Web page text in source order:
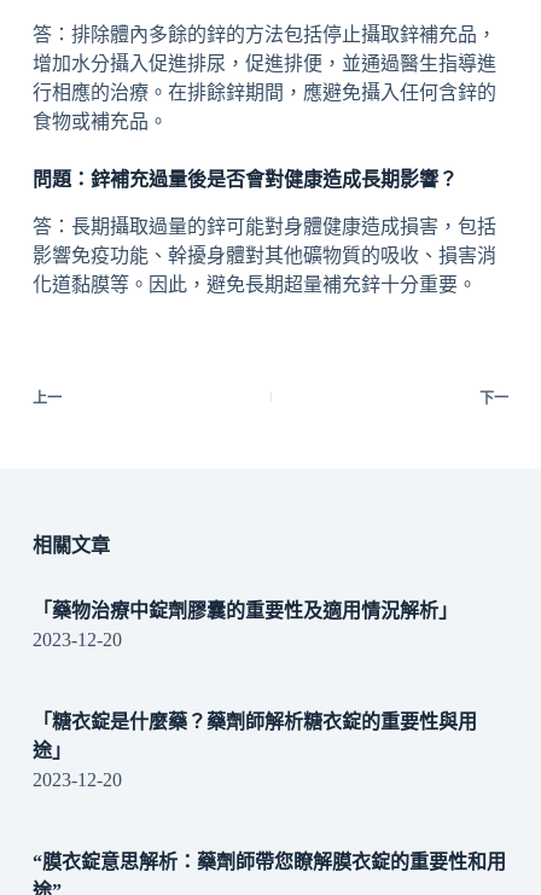
答：排除體內多餘的鋅的方法包括停止攝取鋅補充品，
增加水分攝入促進排尿，促進排便，並通過醫生指導進
行相應的治療。在排餘鋅期間，應避免攝入任何含鋅的
食物或補充品。
問題：鋅補充過量後是否會對健康造成長期影響？
答：長期攝取過量的鋅可能對身體健康造成損害，包括
影響免疫功能、幹擾身體對其他礦物質的吸收、損害消
化道黏膜等。因此，避免長期超量補充鋅十分重要。
上一 下一
相關文章
「藥物治療中錠劑膠囊的重要性及適用情況解析」
2023-12-20
「糖衣錠是什麼藥？藥劑師解析糖衣錠的重要性與用
途」
2023-12-20
“膜衣錠意思解析：藥劑師帶您瞭解膜衣錠的重要性和用
途”